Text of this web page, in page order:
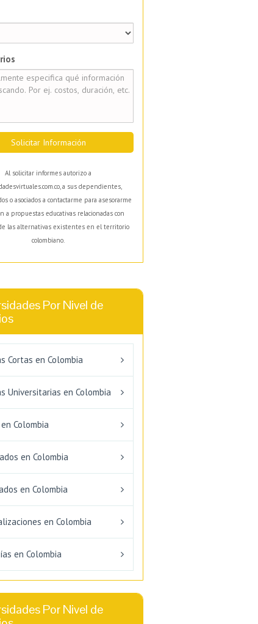
Solicitar Información
Al solicitar informes autorizo a
a sus dependientes,
o asociados a contactarme para asesorarme
a propuestas educativas relacionadas con
las alternativas existentes en el territorio
colombiano.
Por Nivel de
Cortas en Colombia
Universitarias en Colombia
Colombia
en Colombia
en Colombia
en Colombia
en Colombia
Por Nivel de